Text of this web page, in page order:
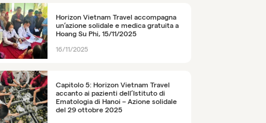
Horizon Vietnam Travel accompagna
un’azione solidale e medica gratuita a
Hoang Su Phi, 15/11/2025
16/11/2025
Capitolo 5: Horizon Vietnam Travel
accanto ai pazienti dell’Istituto di
Ematologia di Hanoi – Azione solidale
del 29 ottobre 2025